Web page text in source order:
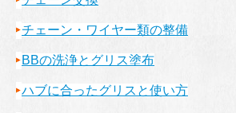
チェーン・ワイヤー類の整備
BBの洗浄とグリス塗布
ハブに合ったグリスと使い方